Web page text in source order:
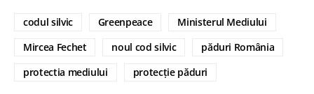
codul silvic Greenpeace
Ministerul Mediului
Mircea Fechet
noul cod silvic
păduri România
protectia mediului
protecție păduri